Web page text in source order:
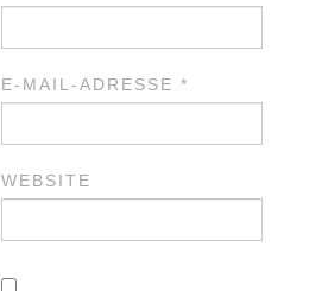
E-MAIL-ADRESSE *
WEBSITE